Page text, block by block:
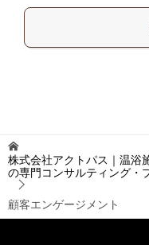
株式会社アクトパス｜温浴
の専門コンサルティング・
顧客エンゲージメント